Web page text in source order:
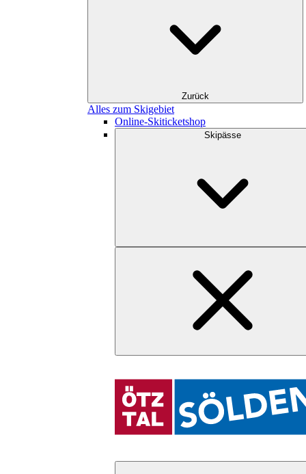
Zurück
Alles zum Skigebiet
Online-Skiticketshop
Skipässe